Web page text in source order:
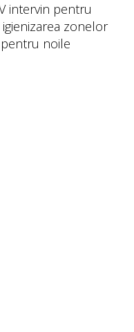
intervin pentru
zonelor
noile